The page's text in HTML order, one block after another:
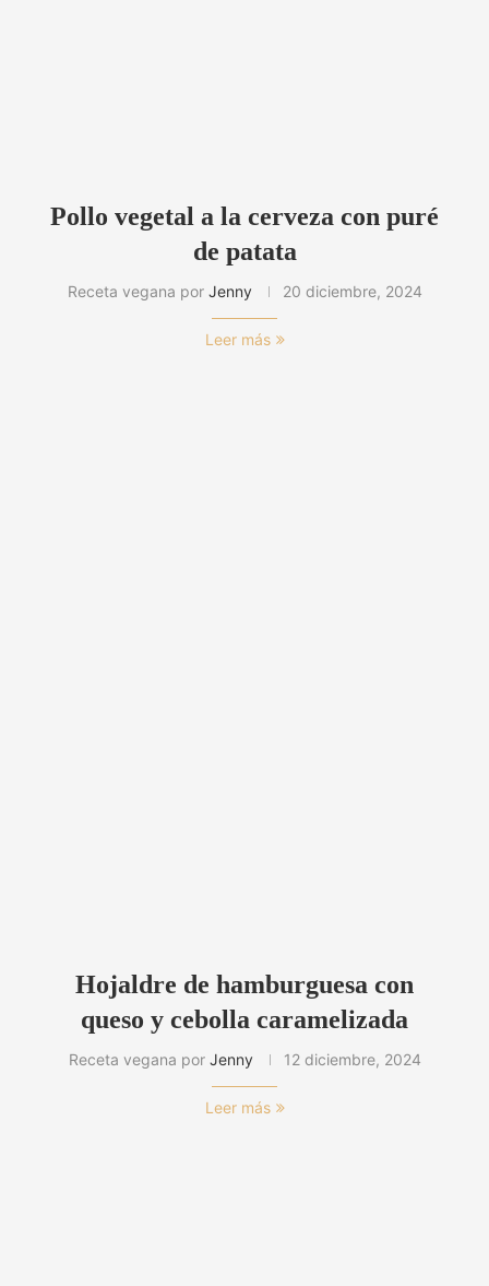
Pollo vegetal a la cerveza con puré
de patata
Receta vegana por Jenny 20 diciembre, 2024
Leer más
Hojaldre de hamburguesa con
queso y cebolla caramelizada
Receta vegana por Jenny 12 diciembre, 2024
Leer más